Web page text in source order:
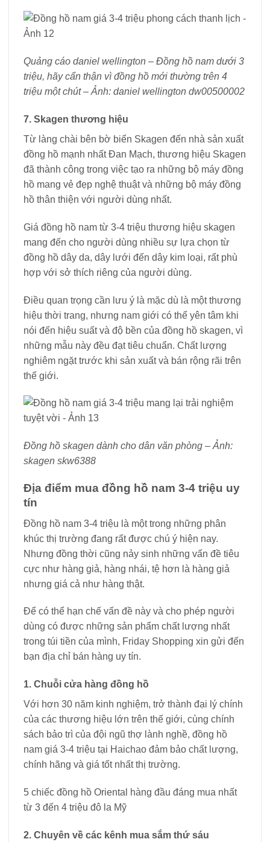
Quảng cáo daniel wellington – Đồng hồ nam dưới 3
triệu, hãy cẩn thận vì đồng hồ mới thường trên 4
triệu một chút – Ảnh: daniel wellington dw00500002
7. Skagen thương hiệu
Từ làng chài bên bờ biển Skagen đến nhà sản xuất
đồng hồ mạnh nhất Đan Mạch, thương hiệu Skagen
đã thành công trong việc tạo ra những bộ máy đồng
hồ mang vẻ đẹp nghệ thuật và những bộ máy đồng
hồ thân thiện với người dùng nhất.
Giá đồng hồ nam từ 3-4 triệu thương hiệu skagen
mang đến cho người dùng nhiều sự lựa chọn từ
đồng hồ dây da, dây lưới đến dây kim loại, rất phù
hợp với sở thích riêng của người dùng.
Điều quan trọng cần lưu ý là mặc dù là một thương
hiệu thời trang, nhưng nam giới có thể yên tâm khi
nói đến hiệu suất và độ bền của đồng hồ skagen, vì
những mẫu này đều đạt tiêu chuẩn. Chất lượng
nghiêm ngặt trước khi sản xuất và bán rộng rãi trên
thế giới.
Đồng hồ skagen dành cho dân văn phòng – Ảnh:
skagen skw6388
Địa điểm mua đồng hồ nam 3-4 triệu uy
tín
Đồng hồ nam 3-4 triệu là một trong những phân
khúc thị trường đang rất được chú ý hiện nay.
Nhưng đồng thời cũng nảy sinh những vấn đề tiêu
cực như hàng giả, hàng nhái, tệ hơn là hàng giả
nhưng giá cả như hàng thật.
Để có thể hạn chế vấn đề này và cho phép người
dùng có được những sản phẩm chất lượng nhất
trong túi tiền của mình, Friday Shopping xin gửi đến
bạn địa chỉ bán hàng uy tín.
1. Chuỗi cửa hàng đồng hồ
Với hơn 30 năm kinh nghiệm, trở thành đại lý chính
của các thương hiệu lớn trên thế giới, cùng chính
sách bảo trì của đội ngũ thợ lành nghề, đồng hồ
nam giá 3-4 triệu tại Haichao đảm bảo chất lượng,
chính hãng và giá tốt nhất thị trường.
5 chiếc đồng hồ Oriental hàng đầu đáng mua nhất
từ ​​3 đến 4 triệu đô la Mỹ
2. Chuyên về các kênh mua sắm thứ sáu